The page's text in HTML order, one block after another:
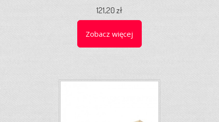
121,20 zł
Zobacz więcej